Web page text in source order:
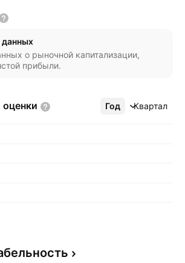
данных
о рыночной капитализации,
прибыли.
оценки Год Квартал
Ещё